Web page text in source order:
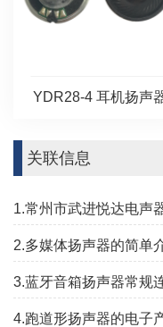
YDR28-4 耳机扬声
关联信息
1.常州市武进悦达电声
2.多媒体扬声器的简单
3.蓝牙音箱扬声器常规
4.跑道形扬声器的电子